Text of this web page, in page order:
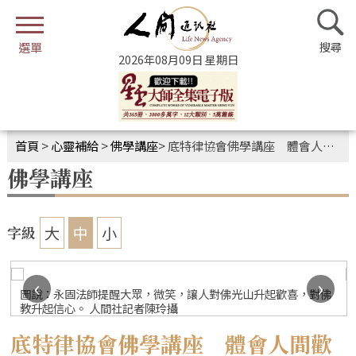
2026年08月09日 星期日
首頁 >心靈補給>佛學講座>底特律協會佛學講座 體會人間歡喜修行
佛學講座
字級 大 中 小
圖說：永固法師提醒大眾，微笑，讓人對佛光山升起歡喜，對佛
教升起信心。 人間社記者陳玲攝
‹
›
底特律協會佛學講座 體會人間歡